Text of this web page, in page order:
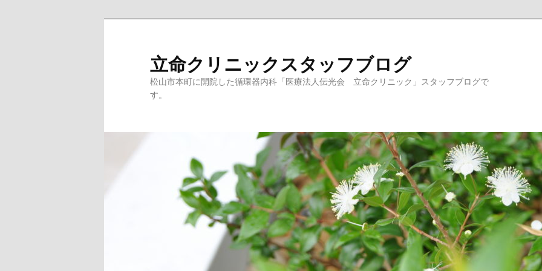
立命クリニックスタッフブログ
松山市本町に開院した循環器内科「医療法人伝光会 立命クリニック」スタッフブログで
す。